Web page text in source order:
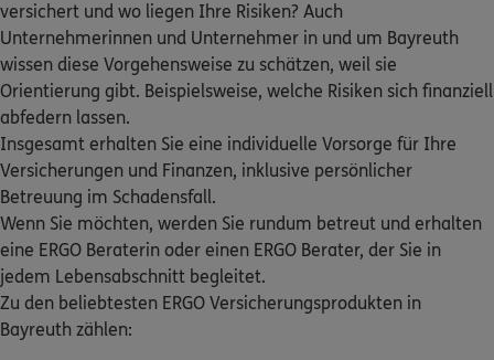
Rechnung einreichen
ERGO Berater finden
Kundenportal Log-in
4.9/5 ERGO
Claus-Dieter Vogel
Am Sendelbach 1-3,95445 Bayreuth(0.6 km)
Homepage besuchen
Tassilo Woop
Maximilianstr. 71, zweites Obergeschoss 95444
Bayreuth
Homepage besuchen
versichert und wo liegen Ihre Risiken? Auch
Unternehmerinnen und Unternehmer in und um Bayreuth
wissen diese Vorgehensweise zu schätzen, weil sie
Orientierung gibt. Beispielsweise, welche Risiken sich finanziell
abfedern lassen.
Insgesamt erhalten Sie eine individuelle Vorsorge für Ihre
Versicherungen und Finanzen, inklusive persönlicher
Betreuung im Schadensfall.
Wenn Sie möchten, werden Sie rundum betreut und erhalten
eine ERGO Beraterin oder einen ERGO Berater, der Sie in
jedem Lebensabschnitt begleitet.
Zu den beliebtesten ERGO Versicherungsprodukten in
Bayreuth zählen: